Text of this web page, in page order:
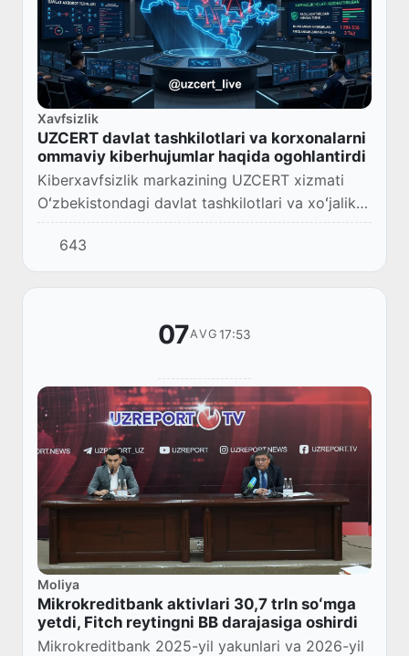
Xavfsizlik
UZCERT davlat tashkilotlari va korxonalarni
ommaviy kiberhujumlar haqida ogohlantirdi
Kiberxavfsizlik markazining UZCERT xizmati
Oʻzbekistondagi davlat tashkilotlari va xoʻjalik
yurituvchi subyektlariga qarshi RDP (Remote
Desktop Protocol) xizmati orqali ommaviy kib...
643
07AVG 17:53
Moliya
Mikrokreditbank aktivlari 30,7 trln soʻmga
yetdi, Fitch reytingni BB darajasiga oshirdi
Mikrokreditbank 2025-yil yakunlari va 2026-yil